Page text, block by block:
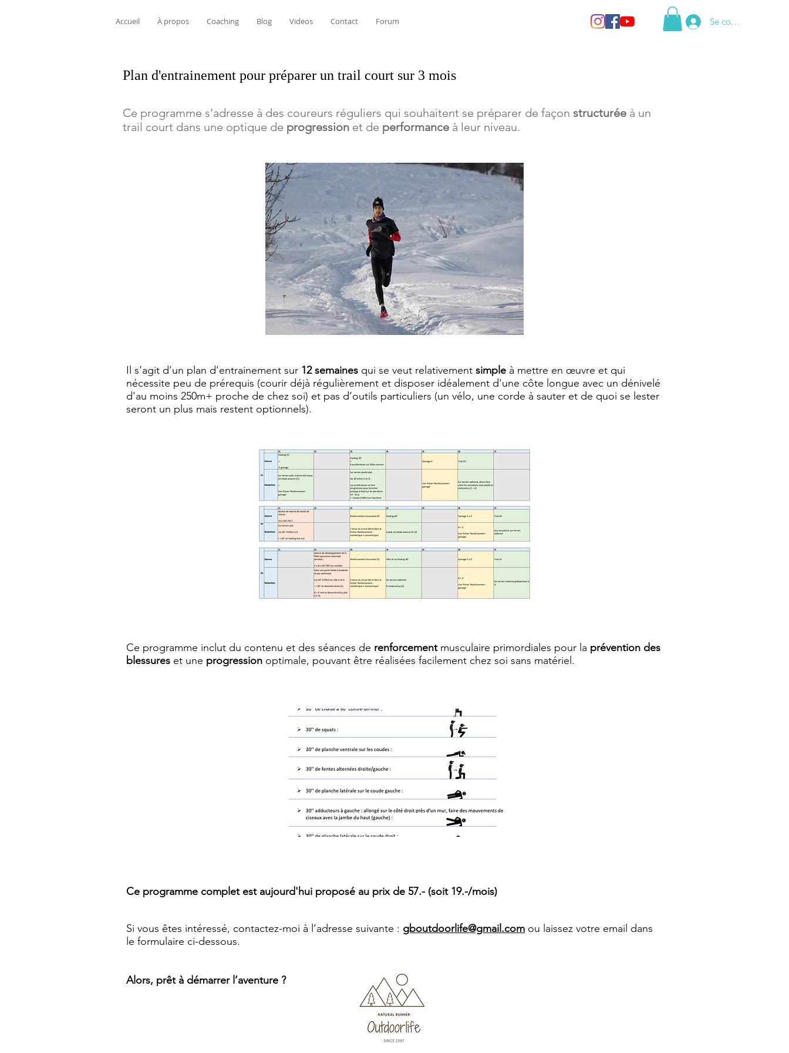
Accueil À propos Coaching Blog Videos Contact Forum Se connecter
Plan d'entrainement pour préparer un trail court sur 3 mois
Ce programme s’adresse à des coureurs réguliers qui souhaitent se préparer de façon structurée à un
trail court dans une optique de progression et de performance à leur niveau.
Il s’agit d’un plan d’entrainement sur 12 semaines qui se veut relativement simple à mettre en œuvre et qui
nécessite peu de prérequis (courir déjà régulièrement et disposer idéalement d'une côte longue avec un dénivelé
d'au moins 250m+ proche de chez soi) et pas d’outils particuliers (un vélo, une corde à sauter et de quoi se lester
seront un plus mais restent optionnels).
Ce programme inclut du contenu et des séances de renforcement musculaire primordiales pour la prévention des
blessures et une progression optimale, pouvant être réalisées facilement chez soi sans matériel.
Ce programme complet est aujourd'hui proposé au prix de 57.- (soit 19.-/mois)
Si vous êtes intéressé, contactez-moi à l’adresse suivante : gboutdoorlife@gmail.com ou laissez votre email dans
le formulaire ci-dessous.
Alors, prêt à démarrer l’aventure ?